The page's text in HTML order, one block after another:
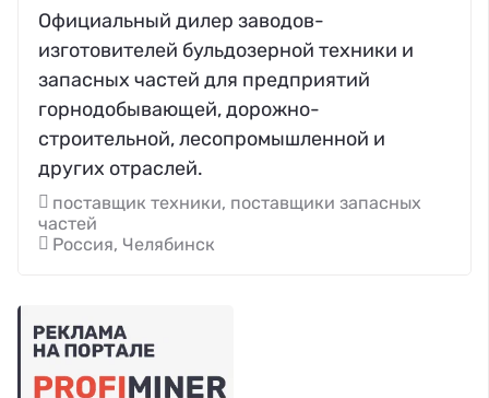
Официальный дилер заводов-
изготовителей бульдозерной техники и
запасных частей для предприятий
горнодобывающей, дорожно-
строительной, лесопромышленной и
других отраслей.
поставщик техники, поставщики запасных
частей
Россия, Челябинск